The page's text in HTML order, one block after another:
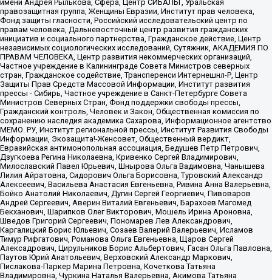
имени Андрея Рылькова, Сфера, Центр СИБАЛЬТ, Уральская
правозащитная группа, Женщины Евразии, Институт прав человека,
Фонд защиты гласности, Российский исследовательский центр по
правам человека, Дальневосточный центр развития гражданских
инициатив и социального партнерства, Гражданское действие, Центр
независимых социологических исследований, Сутяжник, АКАДЕМИЯ ПО
ПРАВАМ ЧЕЛОВЕКА, Центр развития некоммерческих организаций,
Частное учреждение в Калининграде Совета Министров северных
стран, Гражданское содействие, Трансперенси Интернешнл-Р, Центр
Защиты Прав Средств Массовой Информации, Институт развития
прессы - Сибирь, Частное учреждение в Санкт-Петербурге Совета
Министров Северных Стран, Фонд поддержки свободы прессы,
Гражданский контроль, Человек и Закон, Общественная комиссия по
сохранению наследия академика Сахарова, Информационное агентство
МЕМО. РУ, Институт региональной прессы, Институт Развития Свободы
Информации, Экозащита!-Женсовет, Общественный вердикт,
Евразийская антимонопольная ассоциация, Бедушев Петр Петрович,
Дзугкоева Регина Николаевна, Кривенко Сергей Владимирович,
Милославский Павел Юрьевич, Шнырова Ольга Вадимовна, Чанышева
Лилия Айратовна, Сидорович Ольга Борисовна, Туровский Александр
Алексеевич, Васильева Анастасия Евгеньевна, Ривина Анна Валерьевна,
Бойко Анатолий Николаевич, Дугин Сергей Георгиевич, Пивоваров
Андрей Сергеевич, Аверин Виталий Евгеньевич, Барахоев Магомед
Бекханович, Шарипков Олег Викторович, Мошель Ирина Ароновна,
Шведов Григорий Сергеевич, Пономарев Лев Александрович,
Каргалицкий Борис Юльевич, Созаев Валерий Валерьевич, Исламов
Тимур Рифгатович, Романова Ольга Евгеньевна, Щаров Сергей
Алексадрович, Цирульников Борис Альбертович, Гасан Ольга Павловна,
Паутов Юрий Анатольевич, Верховский Александр Маркович,
Пислакова-Паркер Марина Петровна, Кочеткова Татьяна
Владимировна, Чуркина Наталья Валерьевна, Акимова Татьяна